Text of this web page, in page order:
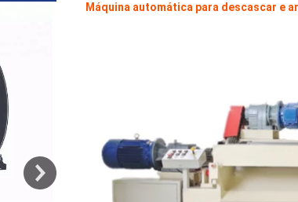
Máquina automática para descascar e